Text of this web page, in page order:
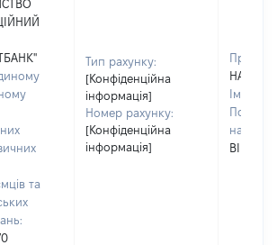
та
Тип рахунку:
[Конфіденційна
інформація]
Номер рахунку:
[Конфіденційна
інформація]
Ім'я:
По